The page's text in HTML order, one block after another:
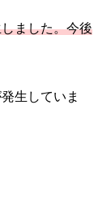
ました。今後
生していま